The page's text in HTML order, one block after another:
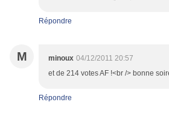
Répondre
M minoux 04/12/2011 20:57
et de 214 votes AF !<br /> bonne
Répondre